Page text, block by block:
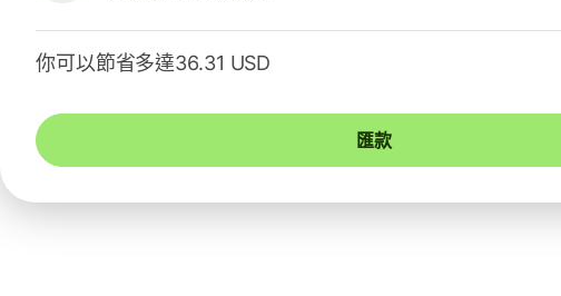
你可以節省多達36.31 USD
匯款